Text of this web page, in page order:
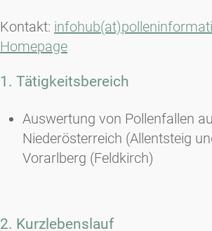
Kontakt:
Homepage
1. Tätigkeitsbereich
Auswertung von Pollenfallen
Niederösterreich (Allentsteig
Vorarlberg (Feldkirch)
2. Kurzlebenslauf